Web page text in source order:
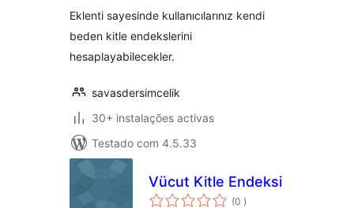
Eklenti sayesinde kullanıcılarınız kendi
beden kitle endekslerini
hesaplayabilecekler.
savasdersimcelik
30+ instalações activas
Testado com 4.5.33
Vücut Kitle Endeksi
(0 classificações
)